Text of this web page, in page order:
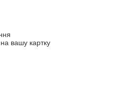
вашу картку